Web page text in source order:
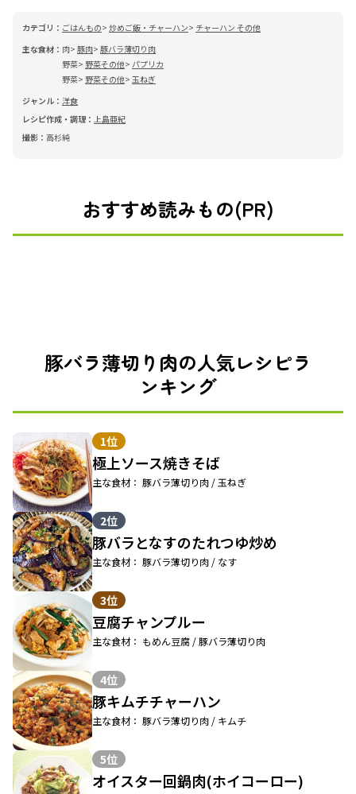
カテゴリ： ごはんもの 炒めご飯・チャーハン
チャーハン その他
主な食材： 肉 豚肉 豚バラ薄切り肉
野菜
野菜その他 パプリカ
野菜
野菜その他 玉ねぎ
ジャンル： 洋食
レシピ作成・調理： 上島亜紀
撮影： 高杉純
おすすめ読みもの(PR)
豚バラ薄切り肉の人気レシピラ
ンキング
1位
極上ソース焼きそば
主な食材： 豚バラ薄切り肉 / 玉ねぎ
2位
豚バラとなすのたれつゆ炒め
主な食材： 豚バラ薄切り肉 / なす
3位
豆腐チャンプルー
主な食材： もめん豆腐 / 豚バラ薄切り肉
4位
豚キムチチャーハン
主な食材： 豚バラ薄切り肉 / キムチ
5位
オイスター回鍋肉(ホイコーロー)